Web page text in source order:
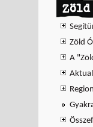
Zöld
Zöld
A